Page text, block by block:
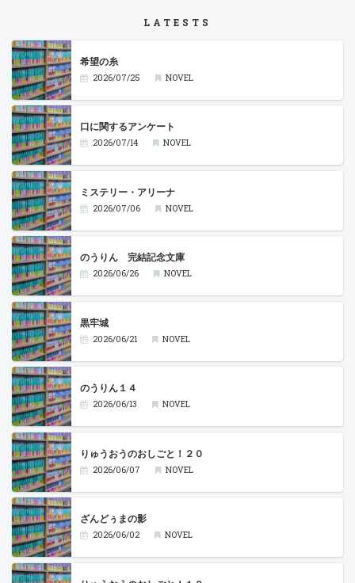
LATESTS
希望の糸
2026/07/25 NOVEL
口に関するアンケート
2026/07/14 NOVEL
ミステリー・アリーナ
2026/07/06 NOVEL
のうりん 完結記念文庫
2026/06/26 NOVEL
黒牢城
2026/06/21 NOVEL
のうりん１４
2026/06/13 NOVEL
りゅうおうのおしごと！２０
2026/06/07 NOVEL
ざんどぅまの影
2026/06/02 NOVEL